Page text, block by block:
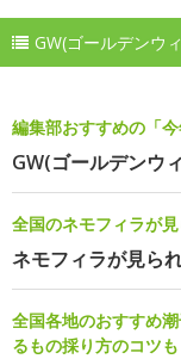
GW(ゴールデンウ
編集部おすすめの「
GW(ゴールデンウ
全国のネモフィラが
ネモフィラが見ら
全国各地のおすすめ
るもの採り方のコツも